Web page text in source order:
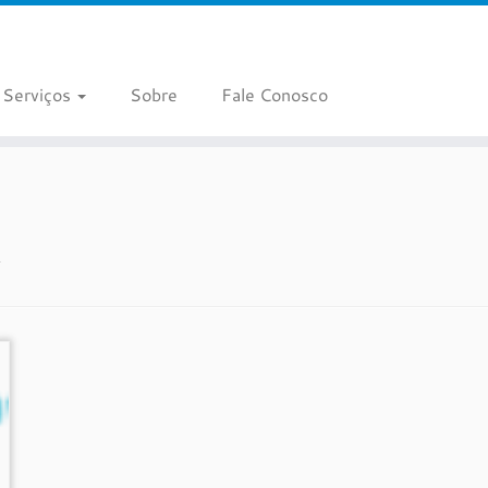
Serviços Sobre Fale Conosco